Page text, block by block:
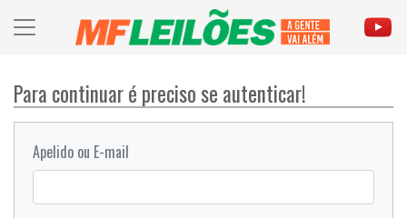
Para continuar é preciso se autenticar!
Apelido ou E-mail